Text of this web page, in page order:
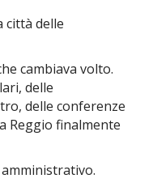
città delle
cambiava volto.
delle
delle conferenze
Reggio finalmente